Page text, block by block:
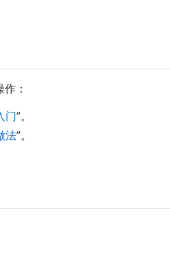
：
门”。
法”。